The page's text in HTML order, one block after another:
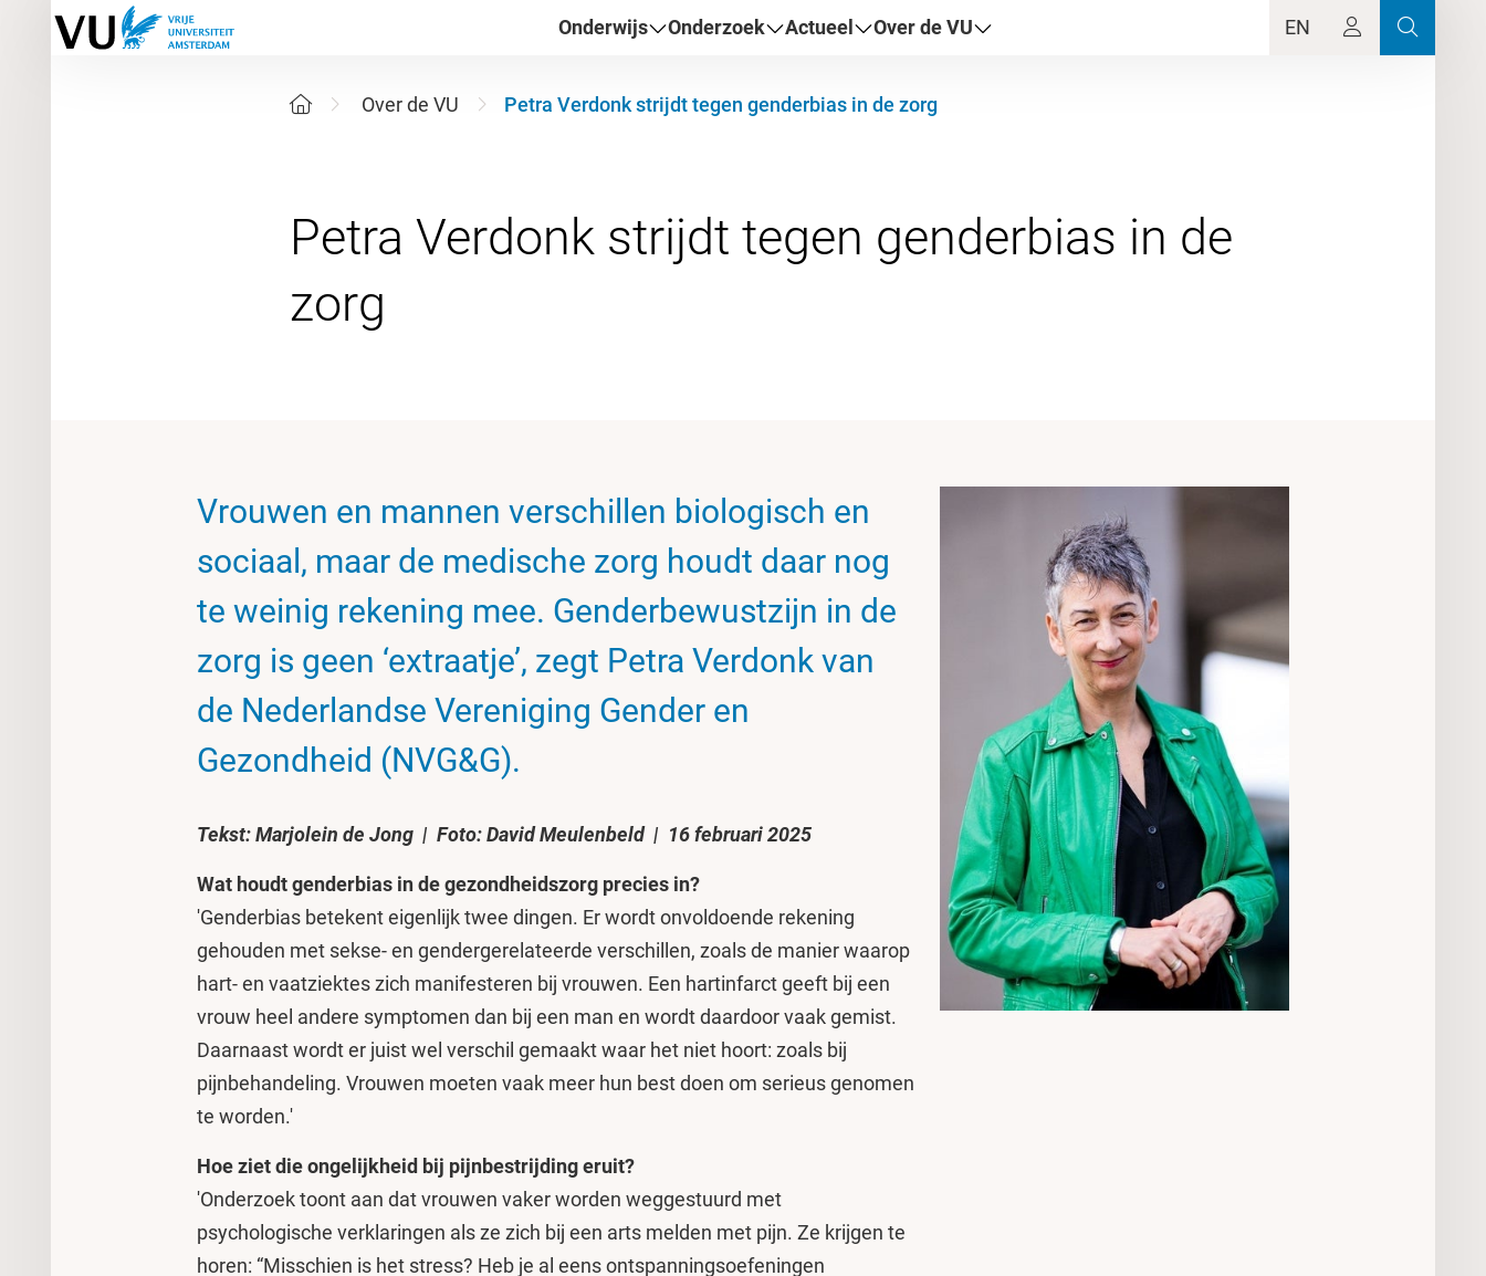
Onderwijs Onderzoek Actueel Over de VU EN
Over de VU Petra Verdonk strijdt tegen genderbias in de zorg
Petra Verdonk strijdt tegen genderbias in de
Vrouwen en mannen verschillen biologisch en
sociaal, maar de medische zorg houdt daar nog
te weinig rekening mee. Genderbewustzijn in de
zorg is geen ‘extraatje’, zegt Petra Verdonk van
de Nederlandse Vereniging Gender en
Gezondheid (NVG&G).
Tekst: Marjolein de Jong | Foto: David Meulenbeld | 16 februari 2025
Wat houdt genderbias in de gezondheidszorg precies in?
'Genderbias betekent eigenlijk twee dingen. Er wordt onvoldoende rekening
gehouden met sekse- en gendergerelateerde verschillen, zoals de manier waarop
hart- en vaatziektes zich manifesteren bij vrouwen. Een hartinfarct geeft bij een
vrouw heel andere symptomen dan bij een man en wordt daardoor vaak gemist.
Daarnaast wordt er juist wel verschil gemaakt waar het niet hoort: zoals bij
pijnbehandeling. Vrouwen moeten vaak meer hun best doen om serieus genomen
te worden.'
Hoe ziet die ongelijkheid bij pijnbestrijding eruit?
'Onderzoek toont aan dat vrouwen vaker worden weggestuurd met
psychologische verklaringen als ze zich bij een arts melden met pijn. Ze krijgen te
horen: “Misschien is het stress? Heb je al eens ontspanningsoefeningen